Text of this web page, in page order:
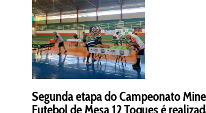
Segunda etapa do Campeonato
Futebol de Mesa 12 Toques é